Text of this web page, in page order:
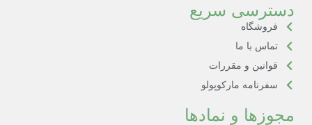
دسترسی سریع
فروشگاه
تماس با ما
قوانین و مقررات
سفرنامه مارکوپولو
مجوزها و نمادها